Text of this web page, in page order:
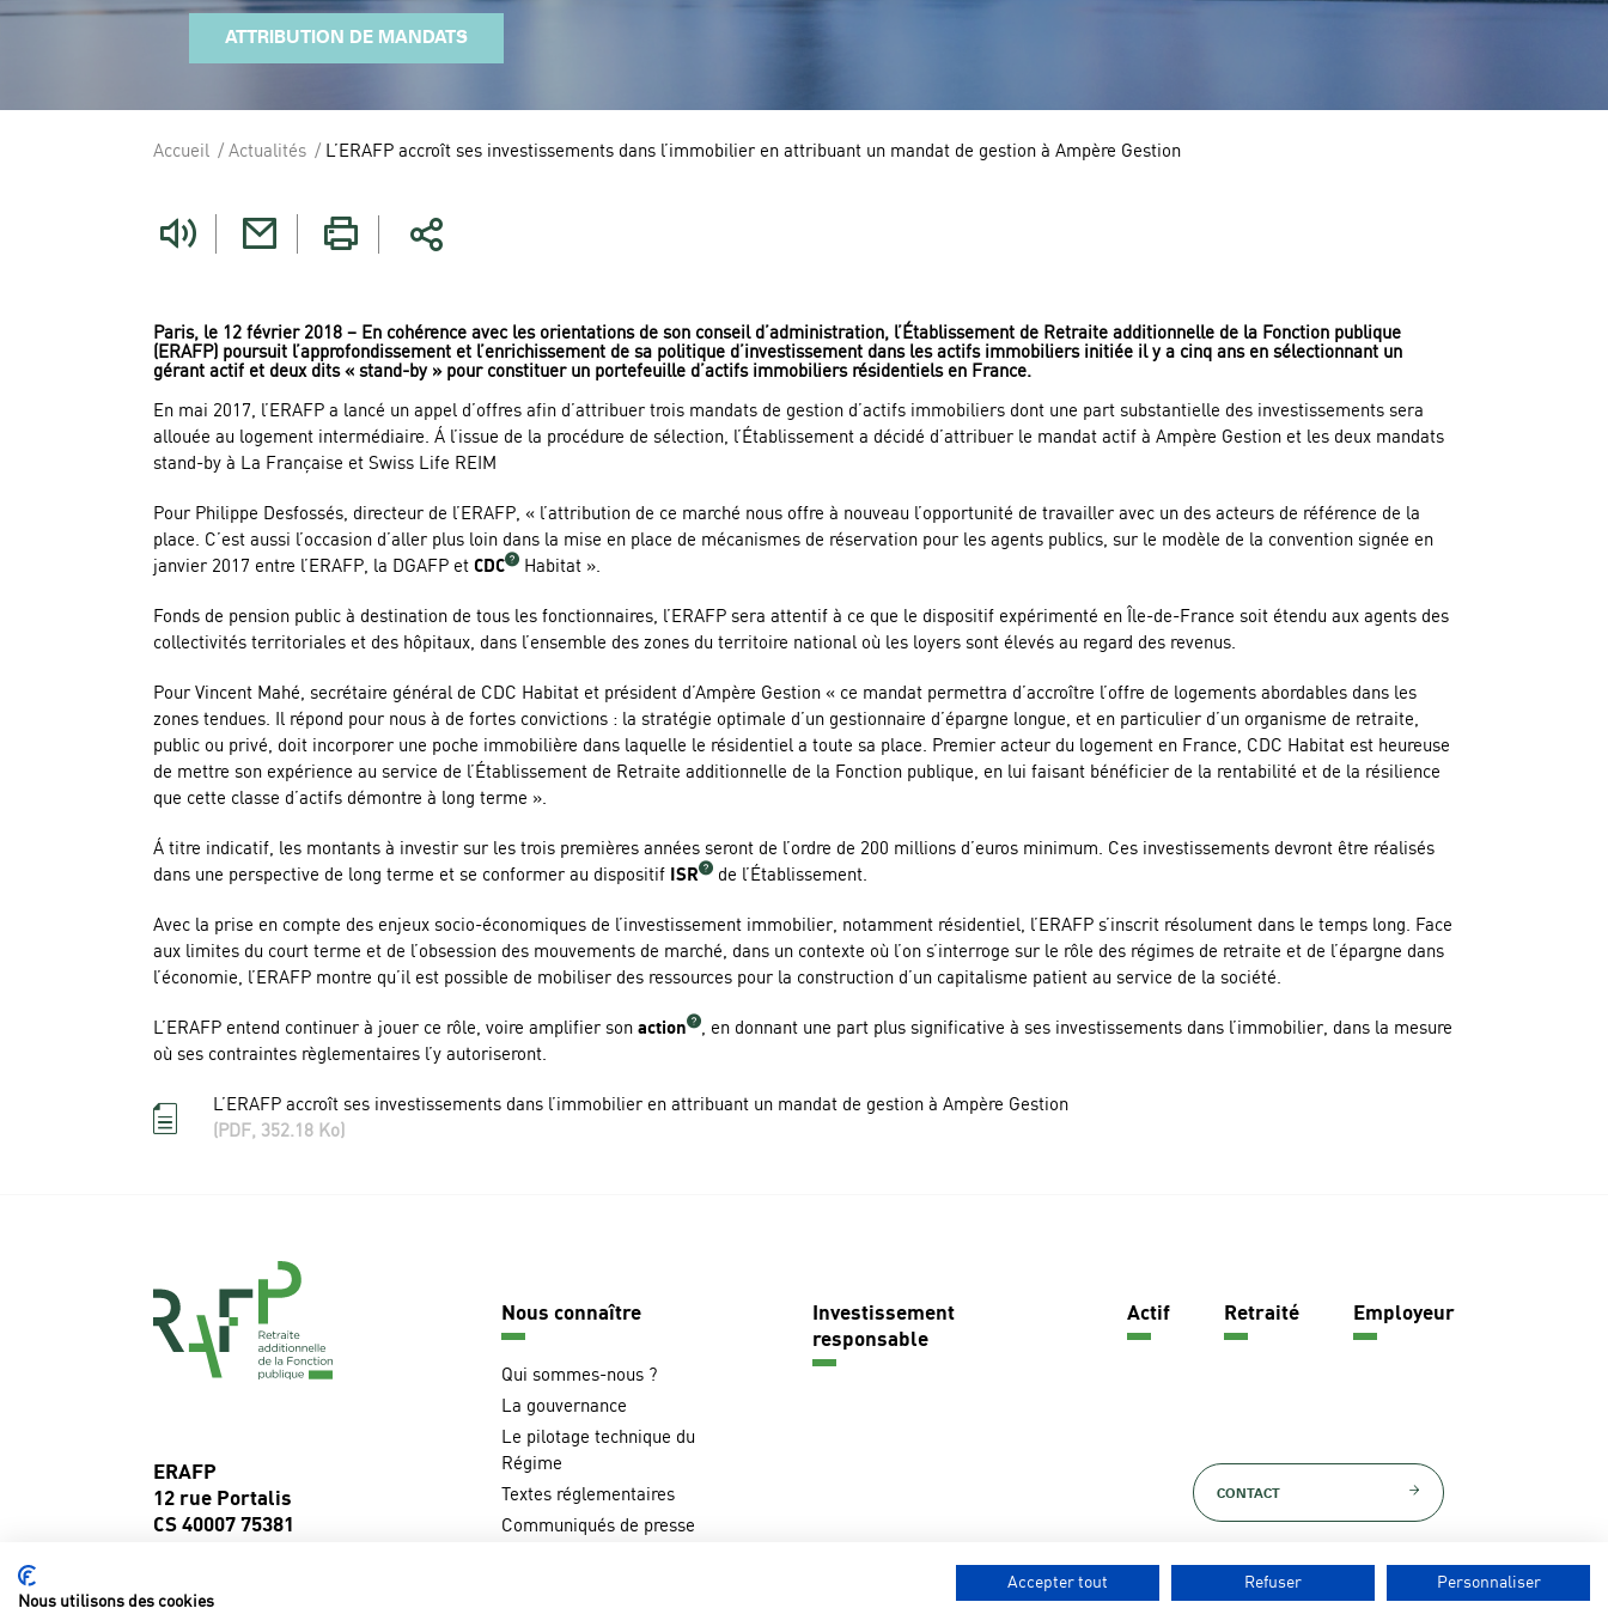
ATTRIBUTION DE MANDATS
Vous
êtes
Accueil Actualités L’ERAFP accroît ses investissements dans l’immobilier en attribuant un mandat de gestion à Ampère Gestion
Paris, le 12 février 2018 – En cohérence avec les orientations de son conseil d’administration, l’Établissement de Retraite additionnelle de la Fonction publique
(ERAFP) poursuit l’approfondissement et l’enrichissement de sa politique d’investissement dans les actifs immobiliers initiée il y a cinq ans en sélectionnant un
gérant actif et deux dits « stand-by » pour constituer un portefeuille d’actifs immobiliers résidentiels en France.
En mai 2017, l’ERAFP a lancé un appel d’offres afin d’attribuer trois mandats de gestion d’actifs immobiliers dont une part substantielle des investissements sera
allouée au logement intermédiaire. Á l’issue de la procédure de sélection, l’Établissement a décidé d’attribuer le mandat actif à Ampère Gestion et les deux mandats
stand-by à La Française et Swiss Life REIM
Pour Philippe Desfossés, directeur de l’ERAFP, « l’attribution de ce marché nous offre à nouveau l’opportunité de travailler avec un des acteurs de référence de la
place. C’est aussi l’occasion d’aller plus loin dans la mise en place de mécanismes de réservation pour les agents publics, sur le modèle de la convention signée en
janvier 2017 entre l’ERAFP, la DGAFP et CDC Habitat ».
Fonds de pension public à destination de tous les fonctionnaires, l’ERAFP sera attentif à ce que le dispositif expérimenté en Île-de-France soit étendu aux agents des
collectivités territoriales et des hôpitaux, dans l’ensemble des zones du territoire national où les loyers sont élevés au regard des revenus.
Pour Vincent Mahé, secrétaire général de CDC Habitat et président d’Ampère Gestion « ce mandat permettra d’accroître l’offre de logements abordables dans les
zones tendues. Il répond pour nous à de fortes convictions : la stratégie optimale d’un gestionnaire d’épargne longue, et en particulier d’un organisme de retraite,
public ou privé, doit incorporer une poche immobilière dans laquelle le résidentiel a toute sa place. Premier acteur du logement en France, CDC Habitat est heureuse
de mettre son expérience au service de l’Établissement de Retraite additionnelle de la Fonction publique, en lui faisant bénéficier de la rentabilité et de la résilience
que cette classe d’actifs démontre à long terme ».
Á titre indicatif, les montants à investir sur les trois premières années seront de l’ordre de 200 millions d’euros minimum. Ces investissements devront être réalisés
dans une perspective de long terme et se conformer au dispositif ISR de l’Établissement.
Avec la prise en compte des enjeux socio-économiques de l’investissement immobilier, notamment résidentiel, l’ERAFP s’inscrit résolument dans le temps long. Face
aux limites du court terme et de l’obsession des mouvements de marché, dans un contexte où l’on s’interroge sur le rôle des régimes de retraite et de l’épargne dans
l’économie, l’ERAFP montre qu’il est possible de mobiliser des ressources pour la construction d’un capitalisme patient au service de la société.
L’ERAFP entend continuer à jouer ce rôle, voire amplifier son action
, en donnant une part plus significative à ses investissements dans l’immobilier, dans la mesure
où ses contraintes règlementaires l’y autoriseront.
L’ERAFP accroît ses investissements dans l’immobilier en attribuant un mandat de gestion à Ampère Gestion
(PDF, 352.18 Ko)
ERAFP
12 rue Portalis
CS 40007 75381
principale
Nous connaître
Qui sommes-nous ?
La gouvernance
Le pilotage technique du
Régime
Textes réglementaires
Communiqués de presse
Investissement
responsable
Actif Retraité Employeur
CONTACT
Nous utilisons des cookies
Accepter tout Refuser Personnaliser